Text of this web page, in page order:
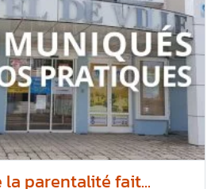
la parentalité fait...